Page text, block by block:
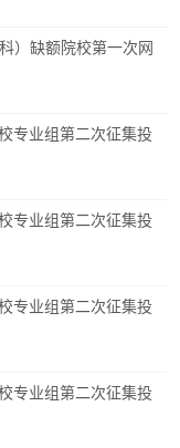
）缺额院校第一次网
专业组第二次征集投
专业组第二次征集投
专业组第二次征集投
专业组第二次征集投